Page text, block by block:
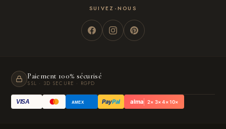
SUIVEZ-NOUS
Paiement 100% sécurisé
SSL · 3D SECURE · RGPD
VISA AMEX PayPal alma 2× 3× 4× 10×